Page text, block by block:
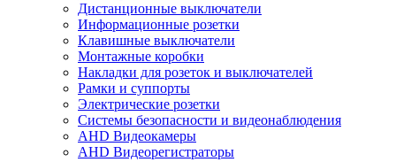
Дистанционные выключатели
Информационные розетки
Клавишные выключатели
Монтажные коробки
Накладки для розеток и выключателей
Рамки и суппорты
Электрические розетки
Системы безопасности и видеонаблюдения
AHD Видеокамеры
AHD Видеорегистраторы